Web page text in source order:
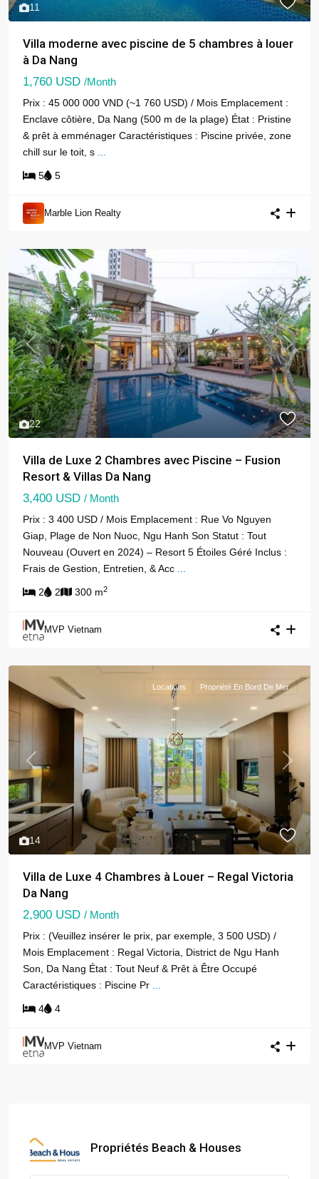
11
Villa moderne avec piscine de 5 chambres à louer
à Da Nang
1,760 USD /Month
Prix : 45 000 000 VND (~1 760 USD) / Mois Emplacement :
Enclave côtière, Da Nang (500 m de la plage) État : Pristine
& prêt à emménager Caractéristiques : Piscine privée, zone
chill sur le toit, s ...
5 5
Marble Lion Realty
22
Previous Next
Villa de Luxe 2 Chambres avec Piscine – Fusion
Resort & Villas Da Nang
3,400 USD / Month
Prix : 3 400 USD / Mois Emplacement : Rue Vo Nguyen
Giap, Plage de Non Nuoc, Ngu Hanh Son Statut : Tout
Nouveau (Ouvert en 2024) – Resort 5 Étoiles Géré Inclus :
Frais de Gestion, Entretien, & Acc
2 2 300 m2
MVP Vietnam
14
Previous Next
Locations Propriété En Bord De Mer
Villa de Luxe 4 Chambres à Louer – Regal Victoria
Da Nang
2,900 USD / Month
Prix : (Veuillez insérer le prix, par exemple, 3 500 USD) /
Mois Emplacement : Regal Victoria, District de Ngu Hanh
Son, Da Nang État : Tout Neuf & Prêt à Être Occupé
Caractéristiques : Piscine Pr
4 4
MVP Vietnam
Propriétés Beach & Houses